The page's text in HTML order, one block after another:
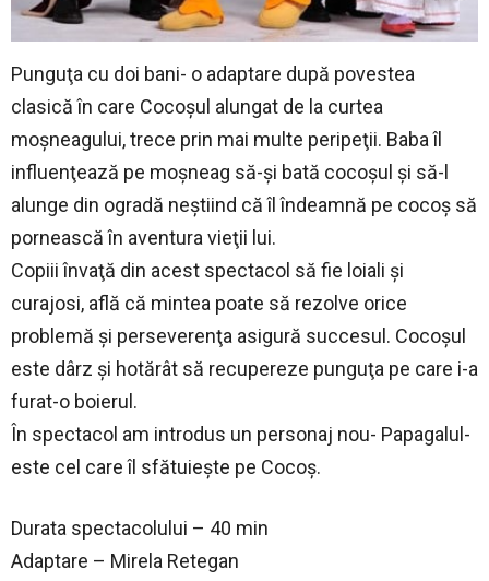
Punguţa cu doi bani- o adaptare după povestea
clasică în care Cocoşul alungat de la curtea
moşneagului, trece prin mai multe peripeţii. Baba îl
influenţează pe moşneag să-şi bată cocoşul şi să-l
alunge din ogradă neştiind că îl îndeamnă pe cocoş să
pornească în aventura vieţii lui.
Copiii învaţă din acest spectacol să fie loiali şi
curajosi, află că mintea poate să rezolve orice
problemă şi perseverenţa asigură succesul. Cocoşul
este dârz şi hotărât să recupereze punguţa pe care i-a
furat-o boierul.
În spectacol am introdus un personaj nou- Papagalul-
este cel care îl sfătuieşte pe Cocoş.
Durata spectacolului – 40 min
Adaptare – Mirela Retegan